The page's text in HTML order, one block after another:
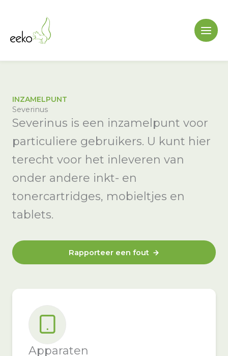
inhoud
INZAMELPUNT
Severinus
Severinus is een inzamelpunt voor
particuliere gebruikers. U kunt hier
terecht voor het inleveren van
onder andere inkt- en
tonercartridges, mobieltjes en
tablets.
Rapporteer een fout
Apparaten